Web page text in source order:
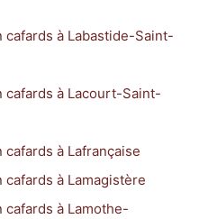
à Labastide-Saint-
à Lacourt-Saint-
à Lafrançaise
à Lamagistère
à Lamothe-